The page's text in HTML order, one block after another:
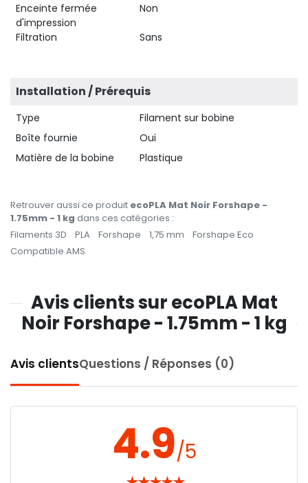
Enceinte fermée
d'impression
Non
Filtration Sans
Installation / Prérequis
Type
Filament sur bobine
Boîte fournie
Oui
Matière de la bobine
Plastique
Retrouver aussi ce produit ecoPLA Mat Noir Forshape -
1.75mm - 1 kg dans ces catégories :
Filaments 3D
PLA Forshape 1,75 mm
Forshape Eco
Compatible AMS
Avis clients sur ecoPLA Mat
Noir Forshape - 1.75mm - 1 kg
Avis clientsQuestions / Réponses (0)
4.9/5